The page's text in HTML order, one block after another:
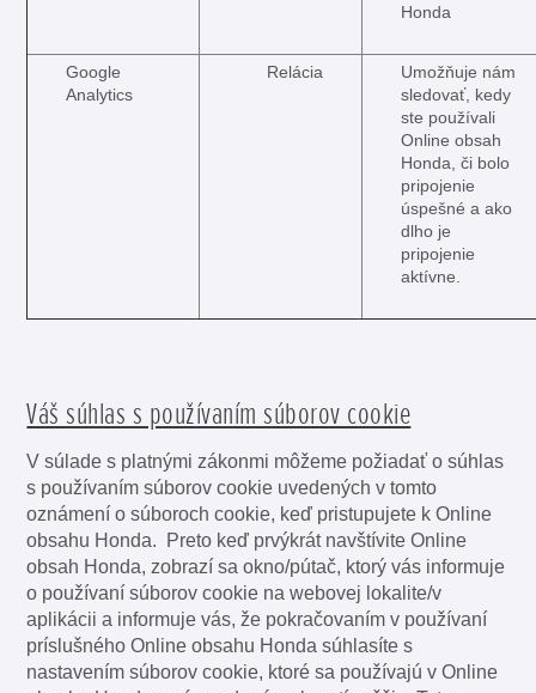
Honda
Google
Analytics
Relácia
Umožňuje nám
sledovať, kedy
ste používali
Online obsah
Honda, či bolo
pripojenie
úspešné a ako
dlho je
pripojenie
aktívne.
Váš súhlas s používaním súborov cookie
V súlade s platnými zákonmi môžeme požiadať o súhlas
s používaním súborov cookie uvedených v tomto
oznámení o súboroch cookie, keď pristupujete k Online
obsahu Honda. Preto keď prvýkrát navštívite Online
obsah Honda, zobrazí sa okno/pútač, ktorý vás informuje
o používaní súborov cookie na webovej lokalite/v
aplikácii a informuje vás, že pokračovaním v používaní
príslušného Online obsahu Honda súhlasíte s
nastavením súborov cookie, ktoré sa používajú v Online